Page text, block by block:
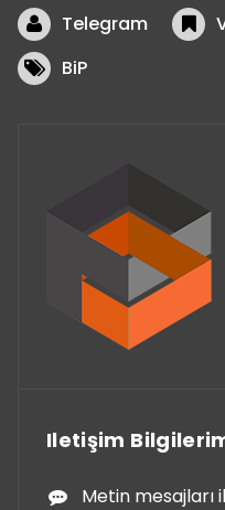
Telegram
BiP
Iletişim
Metin mesajları